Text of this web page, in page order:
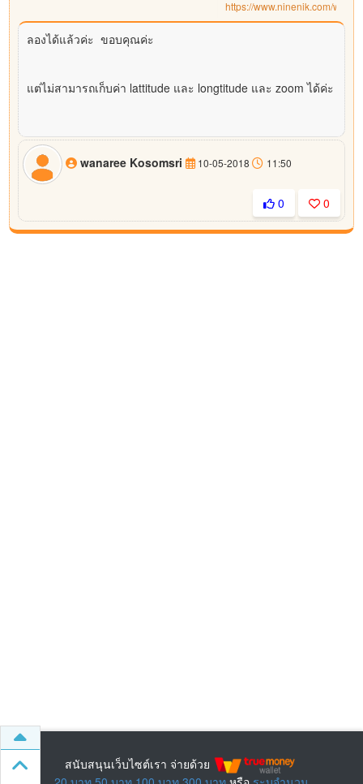
ลองได้แล้วค่ะ ขอบคุณค่ะ
แต่ไม่สามารถเก็บค่า lattitude และ longtitude และ zoom ได้ค่ะ
wanaree Kosomsri 10-05-2018 11:50
0 0
สนับสนุนเว็บไซต์เรา จ่ายด้วย